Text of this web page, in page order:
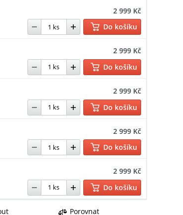
2 999 Kč
Do košíku
2 999 Kč
Do košíku
2 999 Kč
Do košíku
2 999 Kč
Do košíku
2 999 Kč
Do košíku
Porovnat